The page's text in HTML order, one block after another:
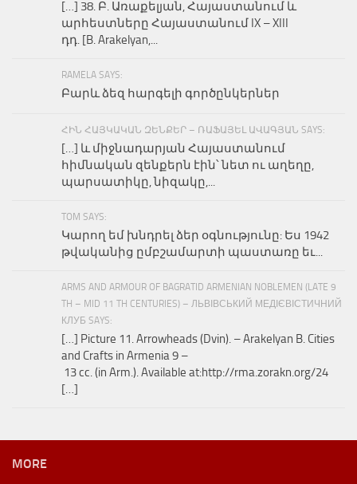
[…] 38. Բ. Առաքելյան, Հայաստանում և
արհեստները Հայաստանում IX – XIII
դդ. [B. Arakelyan,...
RAMELA SAYS:
Բարև ձեզ հարգելի գործընկերներ
ՀԻՆ ՀԱՅԿԱԿԱՆ ԶԵՆՔԵՐ – ՌԱՖԱՅԵԼ ԱՎԱԳՅԱՆ SAYS:
[…] և միջնադարյան Հայաստանում
հիմնական զենքերն էին՝ նետ ու աղեղը,
պարսատիկը, նիզակը,...
TOM SAYS:
Կարող եմ խնդրել ձեր օգնությունը: Ես 1942
թվականից ըմբշամարտի պաստառը եւ...
ARMS AND ARMOUR OF BAGRATID ARMENIAN NOBLEMEN (LATE 9
TH – MID 11 TH CENTURIES) – ЛЬВІВСЬКИЙ МЕДІЄВІСТИЧНИЙ
КЛУБ SAYS:
[…] Picture 11. Arrowheads (Dvin). – Arakelyan B. Cities
and Crafts in Armenia 9 –
13 cc. (in Arm.). Available at:http://rma.zorakn.org/24
[…]
MORE